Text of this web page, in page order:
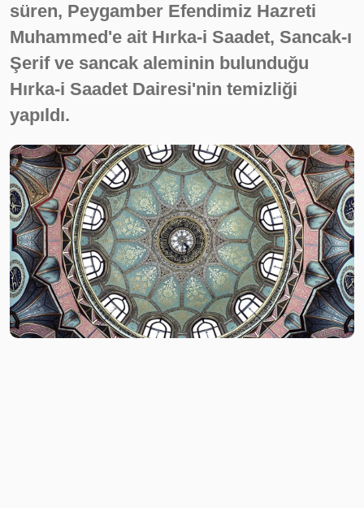
süren, Peygamber Efendimiz Hazreti
Muhammed'e ait Hırka-i Saadet, Sancak-ı
Şerif ve sancak aleminin bulunduğu
Hırka-i Saadet Dairesi'nin temizliği
yapıldı.